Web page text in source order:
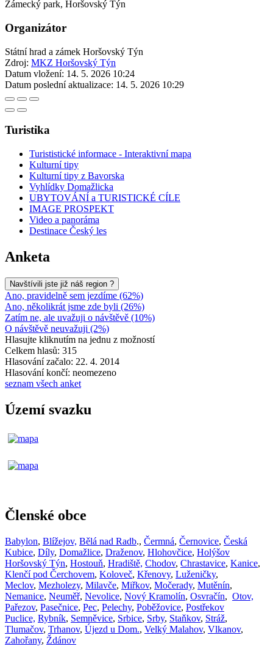
Zámecký park, Horšovský Týn
Organizátor
Státní hrad a zámek Horšovský Týn
Zdroj: MKZ Horšovský Týn
Datum vložení: 14. 5. 2026 10:24
Datum poslední aktualizace: 14. 5. 2026 10:29
Turistika
Turististické informace - Interaktivní mapa
Kulturní tipy
Kulturní tipy z Bavorska
Vyhlídky Domažlicka
UBYTOVÁNÍ a TURISTICKÉ CÍLE
IMAGE PROSPEKT
Video a panoráma
Destinace Český les
Anketa
Navštívili jste již náš region ?
Ano, pravidelně sem jezdíme (62%)
Ano, několikrát jsme zde byli (26%)
Zatím ne, ale uvažuji o návštěvě (10%)
O návštěvě neuvažuji (2%)
Hlasujte kliknutím na jednu z možností
Celkem hlasů: 315
Hlasování začalo: 22. 4. 2014
Hlasování končí: neomezeno
seznam všech anket
Území svazku
Členské obce
Babylon, Blížejov, Bělá nad Radb., Čermná, Černovice, Česká
Kubice, Díly, Domažlice, Draženov, Hlohovčice, Holýšov
Horšovský Týn, Hostouň, Hradiště, Chodov, Chrastavice, Kanice,
Klenčí pod Čerchovem, Koloveč, Křenovy, Luženičky,
Meclov, Mezholezy, Milavče, Miřkov, Močerady, Mutěnín,
Nemanice, Neuměř, Nevolice, Nový Kramolín, Osvračín, Otov,
Pařezov, Pasečnice, Pec, Pelechy, Poběžovice, Postřekov
Puclice, Rybník, Semněvice, Srbice, Srby, Staňkov, Stráž,
Tlumačov, Trhanov, Újezd u Dom., Velký Malahov, Vlkanov,
Zahořany, Ždánov